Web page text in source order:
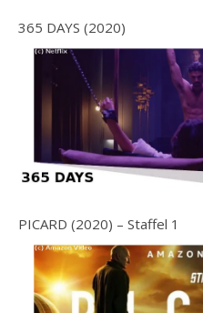
365 DAYS (2020)
PICARD (2020) – Staffel 1